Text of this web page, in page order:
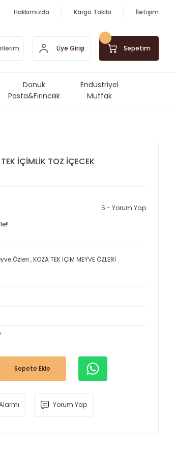
Hakkımızda Kargo Takibi İletişim
Üye Girişi Sepetim
Donuk
Pasta&Fırıncılık
Endüstriyel
Mutfak
İÇİMLİK TOZ İÇECEK
5 - Yorum Yap
Özleri ,KOZA TEK İÇİM MEYVE ÖZLERİ
Sepete Ekle
Yorum Yap